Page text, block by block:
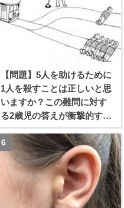
【問題】5人を助けるために
1人を殺すことは正しいと思
いますか？この難問に対す
る2歳児の答えが衝撃的すぎ
る！！